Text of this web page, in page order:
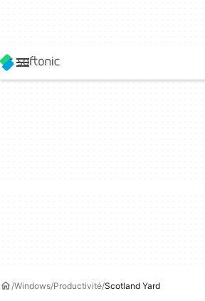
Windows Productivité Scotland Yard